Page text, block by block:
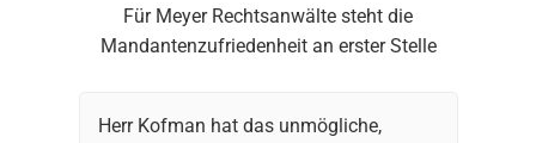
Für Meyer Rechtsanwälte steht die
Mandantenzufriedenheit an erster Stelle
Herr Kofman hat das unmögliche,